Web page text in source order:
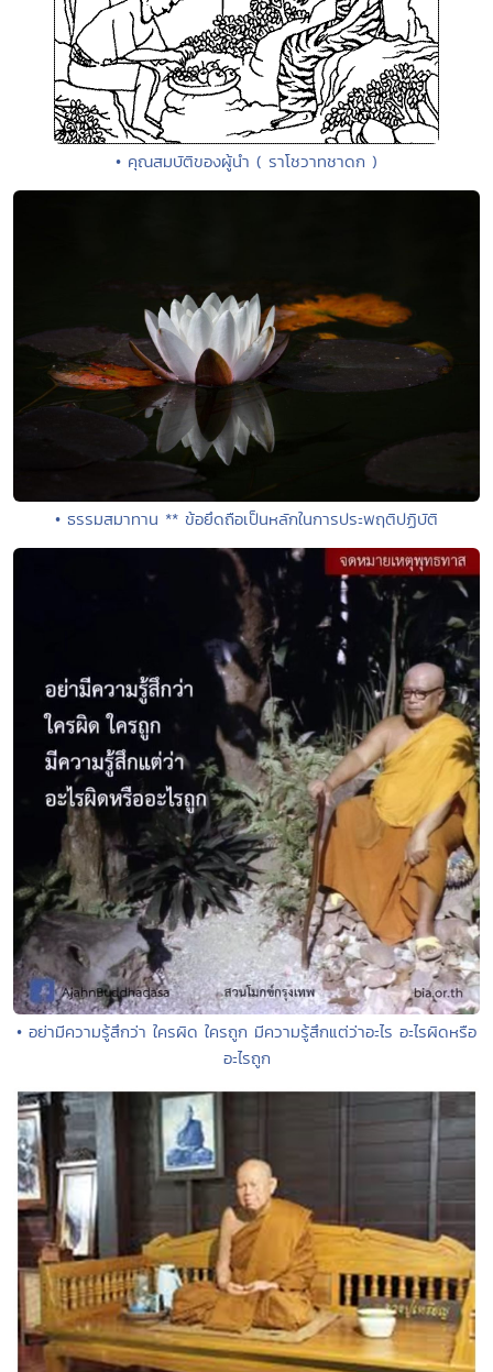
• คุณสมบัติของผู้นำ ( ราโชวาทชาดก )
• ธรรมสมาทาน ** ข้อยึดถือเป็นหลักในการประพฤติปฏิบัติ
• อย่ามีความรู้สึกว่า ใครผิด ใครถูก มีความรู้สึกแต่ว่าอะไร อะไรผิดหรือ
อะไรถูก